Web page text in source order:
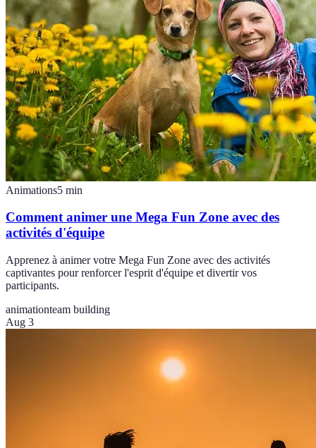
Animations5 min
Comment animer une Mega Fun Zone avec des
activités d'équipe
Apprenez à animer votre Mega Fun Zone avec des activités
captivantes pour renforcer l'esprit d'équipe et divertir vos
participants.
animationteam building
Aug 3